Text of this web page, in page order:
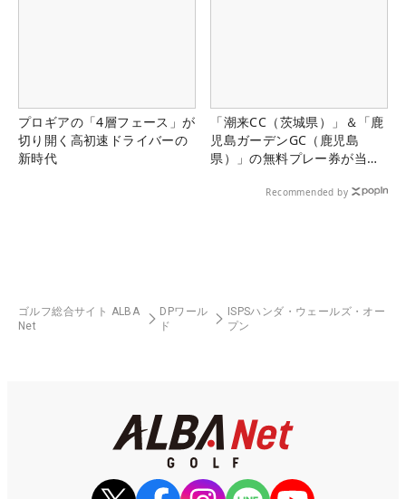
プロギアの「4層フェース」が
切り開く高初速ドライバーの
新時代
「潮来CC（茨城県）」＆「鹿
児島ガーデンGC（鹿児島
県）」の無料プレー券が当た
Recommended by
ゴルフ総合サイト ALBA
Net
DPワール
ド
ISPSハンダ・ウェールズ・オー
プン